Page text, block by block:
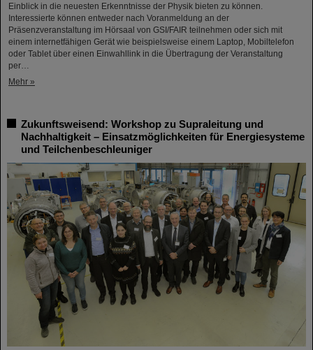
Einblick in die neuesten Erkenntnisse der Physik bieten zu können.
Interessierte können entweder nach Voranmeldung an der
Präsenzveranstaltung im Hörsaal von GSI/FAIR teilnehmen oder sich mit
einem internetfähigen Gerät wie beispielsweise einem Laptop, Mobiltelefon
oder Tablet über einen Einwahllink in die Übertragung der Veranstaltung
per…
Mehr »
Zukunftsweisend: Workshop zu Supraleitung und
Nachhaltigkeit – Einsatzmöglichkeiten für Energiesysteme
und Teilchenbeschleuniger